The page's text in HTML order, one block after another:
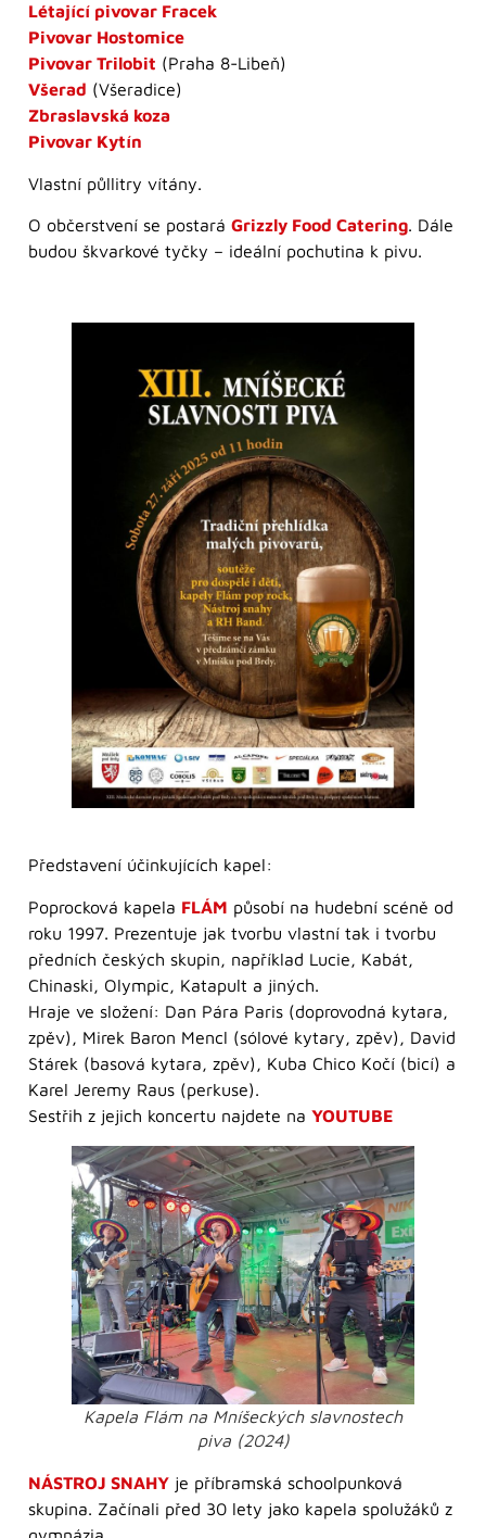
Létající pivovar Fracek
Pivovar Hostomice
Pivovar Trilobit (Praha 8-Libeň)
Všerad (Všeradice)
Zbraslavská koza
Pivovar Kytín
Vlastní půllitry vítány.
O občerstvení se postará Grizzly Food Catering. Dále
budou škvarkové tyčky – ideální pochutina k pivu.
Představení účinkujících kapel:
Poprocková kapela FLÁM působí na hudební scéně od
roku 1997. Prezentuje jak tvorbu vlastní tak i tvorbu
předních českých skupin, například Lucie, Kabát,
Chinaski, Olympic, Katapult a jiných.
Hraje ve složení: Dan Pára Paris (doprovodná kytara,
zpěv), Mirek Baron Mencl (sólové kytary, zpěv), David
Stárek (basová kytara, zpěv), Kuba Chico Kočí (bicí) a
Karel Jeremy Raus (perkuse).
Sestřih z jejich koncertu najdete na YOUTUBE
Kapela Flám na Mníšeckých slavnostech
piva (2024)
NÁSTROJ SNAHY je příbramská schoolpunková
skupina. Začínali před 30 lety jako kapela spolužáků z